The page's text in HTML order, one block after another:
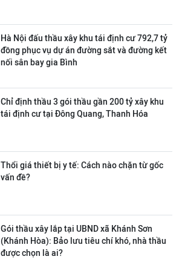
Hà Nội đấu thầu xây khu tái định cư 792,7 tỷ
đồng phục vụ dự án đường sắt và đường kết
nối sân bay gia Bình
Chỉ định thầu 3 gói thầu gần 200 tỷ xây khu
tái định cư tại Đông Quang, Thanh Hóa
Thổi giá thiết bị y tế: Cách nào chặn từ gốc
vấn đề?
Gói thầu xây lắp tại UBND xã Khánh Sơn
(Khánh Hòa): Bảo lưu tiêu chí khó, nhà thầu
được chọn là ai?